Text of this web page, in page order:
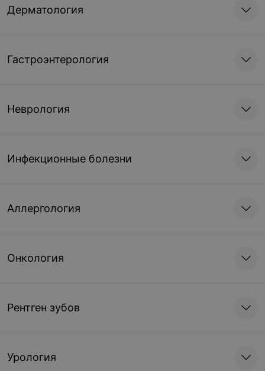
Дерматология
Гастроэнтерология
Неврология
Инфекционные болезни
Аллергология
Онкология
Рентген зубов
Урология